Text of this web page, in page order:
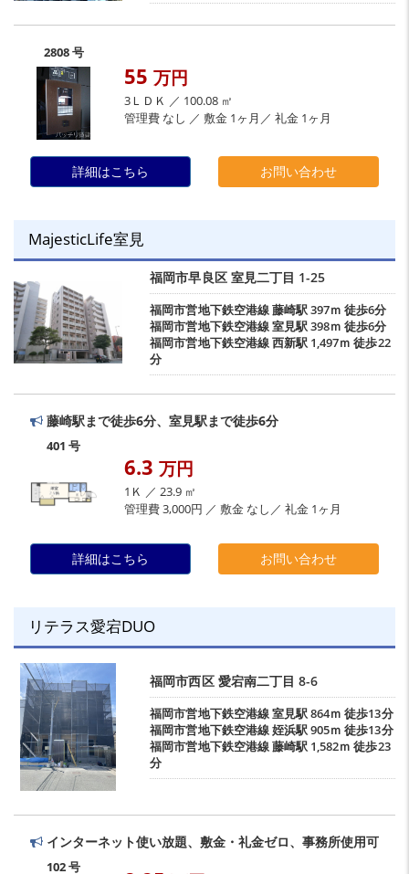
2808 号
55 万円
3ＬＤＫ ／ 100.08 ㎡
管理費 なし ／ 敷金 1ヶ月／ 礼金 1ヶ月
詳細はこちら お問い合わせ
MajesticLife室見
福岡市早良区 室見二丁目 1-25
福岡市営地下鉄空港線藤崎駅397ｍ 徒歩6分
福岡市営地下鉄空港線室見駅398ｍ 徒歩6分
福岡市営地下鉄空港線西新駅 1,497ｍ 徒歩22
分
藤崎駅まで徒歩6分、室見駅まで徒歩6分
401 号
6.3 万円
1Ｋ ／ 23.9 ㎡
管理費 3,000円 ／ 敷金 なし／ 礼金 1ヶ月
詳細はこちら お問い合わせ
リテラス愛宕DUO
福岡市西区 愛宕南二丁目 8-6
福岡市営地下鉄空港線室見駅864ｍ 徒歩13分
福岡市営地下鉄空港線姪浜駅905ｍ 徒歩13分
福岡市営地下鉄空港線藤崎駅 1,582ｍ 徒歩23
分
インターネット使い放題、敷金・礼金ゼロ、事務所使用可
102 号